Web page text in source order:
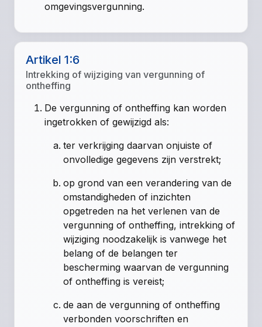
omgevingsvergunning.
Artikel 1:6
Intrekking of wijziging van vergunning of
ontheffing
De vergunning of ontheffing kan worden
ingetrokken of gewijzigd als:
ter verkrijging daarvan onjuiste of
onvolledige gegevens zijn verstrekt;
op grond van een verandering van de
omstandigheden of inzichten
opgetreden na het verlenen van de
vergunning of ontheffing, intrekking of
wijziging noodzakelijk is vanwege het
belang of de belangen ter
bescherming waarvan de vergunning
of ontheffing is vereist;
de aan de vergunning of ontheffing
verbonden voorschriften en